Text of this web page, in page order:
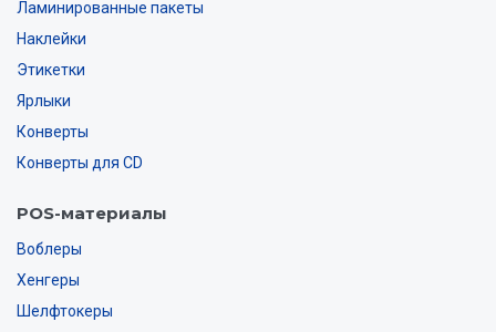
Ламинированные пакеты
Наклейки
Этикетки
Ярлыки
Конверты
Конверты для CD
POS-материалы
Воблеры
Хенгеры
Шелфтокеры